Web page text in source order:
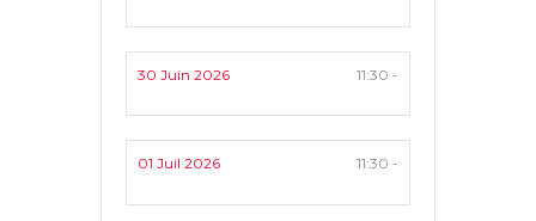
30 Juin 2026 11:30 -
01 Juil 2026 11:30 -